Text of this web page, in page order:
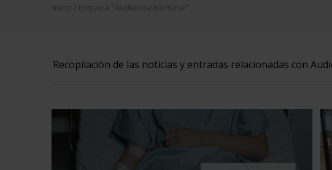
Inicio Etiqueta "Audiencia Nacional"
Recopilación de las noticias y entradas relacionadas con